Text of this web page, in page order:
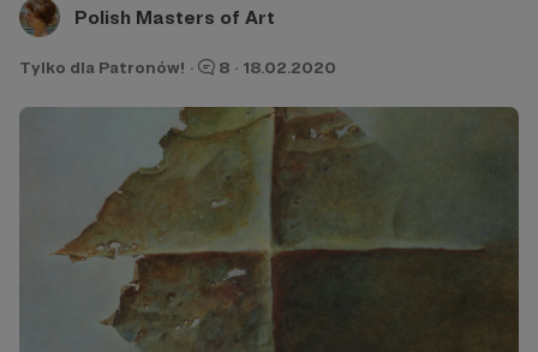
Polish Masters of Art
Tylko dla Patronów! · 8 · 18.02.2020